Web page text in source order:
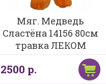
Мяг. Медведь
Сластёна 14156 80см
травка ЛЕКОМ
2500 р.